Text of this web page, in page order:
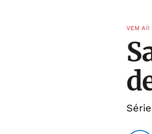
VEM AÍ!